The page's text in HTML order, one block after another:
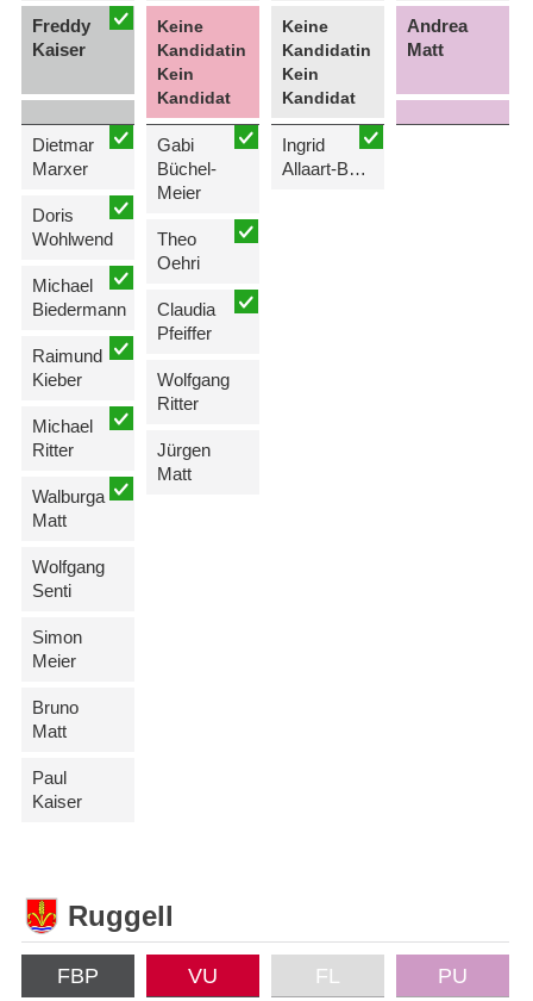
Freddy
Kaiser
Dietmar
Marxer
Doris
Wohlwend
Michael
Biedermann
Raimund
Kieber
Michael
Ritter
Walburga
Matt
Wolfgang
Senti
Simon
Meier
Bruno
Matt
Paul
Kaiser
Keine
Kandidatin
Kein
Kandidat
Gabi
Büchel-
Meier
Theo
Oehri
Claudia
Pfeiffer
Wolfgang
Ritter
Jürgen
Matt
Keine
Kandidatin
Kein
Kandidat
Ingrid
Allaart-Batliner
Andrea
Matt
Ruggell
FBP VU FL PU